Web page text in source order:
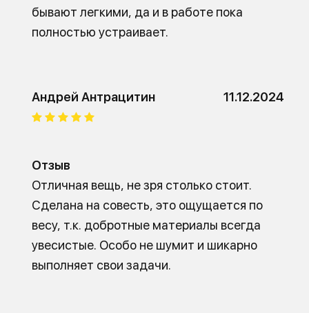
бывают легкими, да и в работе пока
полностью устраивает.
Андрей Антрацитин 11.12.2024
Отзыв
Отличная вещь, не зря столько стоит.
Сделана на совесть, это ощущается по
весу, т.к. добротные материалы всегда
увесистые. Особо не шумит и шикарно
выполняет свои задачи.